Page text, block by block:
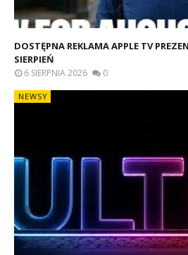
DOSTĘPNA REKLAMA APPLE TV
SIERPIEŃ
6 SIERPNIA 2026 0
NEWSY